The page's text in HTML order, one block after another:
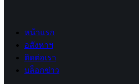
หน้าแรก
อสังหาฯ
ติดต่อเรา
บล็อกข่าว